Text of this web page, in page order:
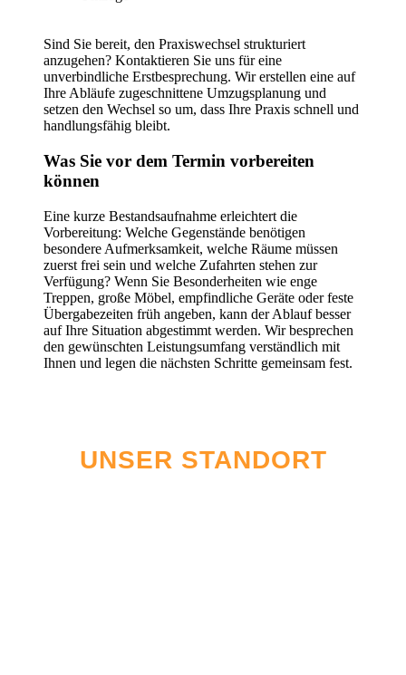
Sind Sie bereit, den Praxiswechsel strukturiert
anzugehen? Kontaktieren Sie uns für eine
unverbindliche Erstbesprechung. Wir erstellen eine auf
Ihre Abläufe zugeschnittene Umzugsplanung und
setzen den Wechsel so um, dass Ihre Praxis schnell und
handlungsfähig bleibt.
Was Sie vor dem Termin vorbereiten
können
Eine kurze Bestandsaufnahme erleichtert die
Vorbereitung: Welche Gegenstände benötigen
besondere Aufmerksamkeit, welche Räume müssen
zuerst frei sein und welche Zufahrten stehen zur
Verfügung? Wenn Sie Besonderheiten wie enge
Treppen, große Möbel, empfindliche Geräte oder feste
Übergabezeiten früh angeben, kann der Ablauf besser
auf Ihre Situation abgestimmt werden. Wir besprechen
den gewünschten Leistungsumfang verständlich mit
Ihnen und legen die nächsten Schritte gemeinsam fest.
UNSER STANDORT